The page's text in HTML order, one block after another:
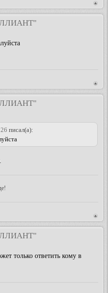
писал(а):
только ответить кому в